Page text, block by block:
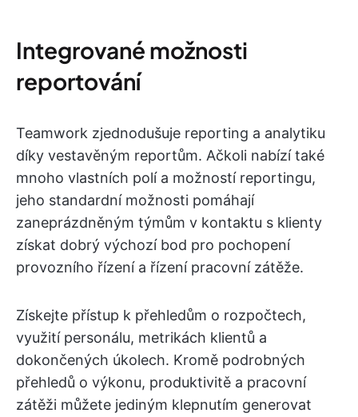
Integrované možnosti
reportování
Teamwork zjednodušuje reporting a analytiku
díky vestavěným reportům. Ačkoli nabízí také
mnoho vlastních polí a možností reportingu,
jeho standardní možnosti pomáhají
zaneprázdněným týmům v kontaktu s klienty
získat dobrý výchozí bod pro pochopení
provozního řízení a řízení pracovní zátěže.
Získejte přístup k přehledům o rozpočtech,
využití personálu, metrikách klientů a
dokončených úkolech. Kromě podrobných
přehledů o výkonu, produktivitě a pracovní
zátěži můžete jediným klepnutím generovat